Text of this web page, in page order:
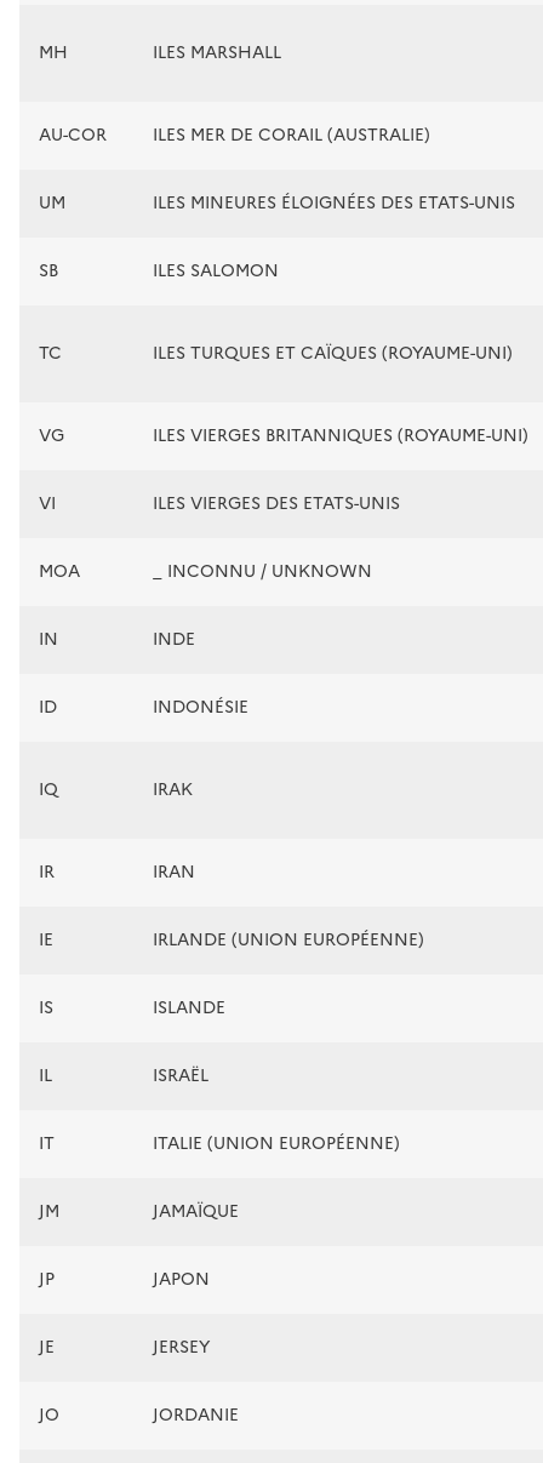
MH ILES MARSHALL
AU-COR ILES MER DE CORAIL (AUSTRALIE)
UM ILES MINEURES ÉLOIGNÉES DES ETATS-UNIS
SB ILES SALOMON
TC ILES TURQUES ET CAÏQUES (ROYAUME-UNI)
VG ILES VIERGES BRITANNIQUES (ROYAUME-UNI)
VI ILES VIERGES DES ETATS-UNIS
MOA _ INCONNU / UNKNOWN
IN INDE
ID INDONÉSIE
IQ IRAK
IR IRAN
IE IRLANDE (UNION EUROPÉENNE)
IS ISLANDE
IL ISRAËL
IT ITALIE (UNION EUROPÉENNE)
JM JAMAÏQUE
JP JAPON
JE JERSEY
JO JORDANIE